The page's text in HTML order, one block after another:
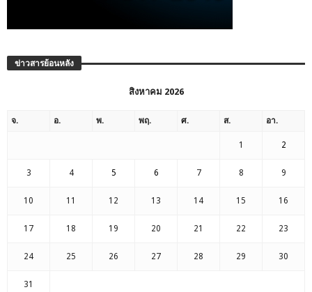
ข่าวสารย้อนหลัง
สิงหาคม 2026
จ. อ. พ. พฤ. ศ. ส. อา.
1 2
3 4 5 6 7 8 9
10 11 12 13 14 15 16
17 18 19 20 21 22 23
24 25 26 27 28 29 30
31